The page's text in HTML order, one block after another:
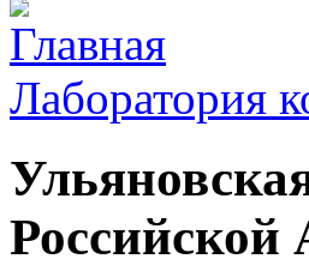
Лаборатория